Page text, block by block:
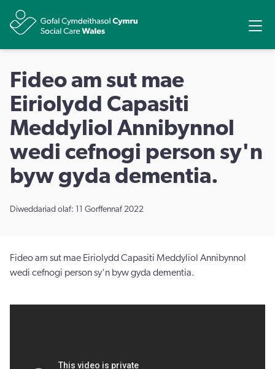
Fideo am sut mae
Eiriolydd Capasiti
Meddyliol Annibynnol
wedi cefnogi person sy'n
byw gyda dementia.
Diweddariad olaf: 11 Gorffennaf 2022
Fideo am sut mae Eiriolydd Capasiti Meddyliol Annibynnol
wedi cefnogi person sy'n byw gyda dementia.